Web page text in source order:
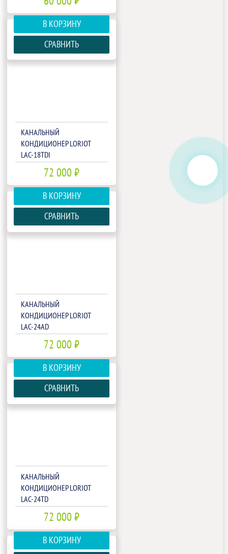
В КОРЗИНУ
СРАВНИТЬ
КАНАЛЬНЫЙ
КОНДИЦИОНЕР LORIOT
LAC-18TDI
72 000 ₽
В КОРЗИНУ
СРАВНИТЬ
КАНАЛЬНЫЙ
КОНДИЦИОНЕР LORIOT
LAC-24AD
72 000 ₽
В КОРЗИНУ
СРАВНИТЬ
КАНАЛЬНЫЙ
КОНДИЦИОНЕР LORIOT
LAC-24TD
72 000 ₽
В КОРЗИНУ